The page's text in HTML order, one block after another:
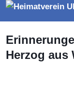
Herzog aus